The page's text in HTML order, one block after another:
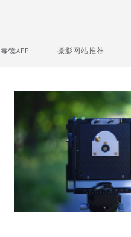
毒镜APP 摄影网站推荐